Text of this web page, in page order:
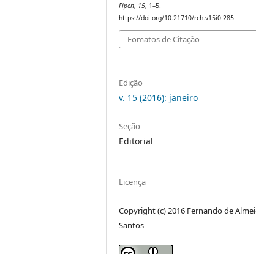
Fipen, 15, 1–5.
https://doi.org/10.21710/rch.v15i0.285
Fomatos de Citação
Edição
v. 15 (2016): janeiro
Seção
Editorial
Licença
Copyright (c) 2016 Fernando de
Santos